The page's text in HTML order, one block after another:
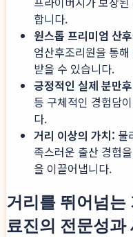
합니다.
원스톱 프리미엄 산
엄산후조리원을 통
받을 수 있습니다.
긍정적인 실제 분만
등 구체적인 경험담
다.
거리 이상의 가치: 물
족스러운 출산 경험
을 이끌어냅니다.
거리를 뛰어넘는
료진의 전문성과